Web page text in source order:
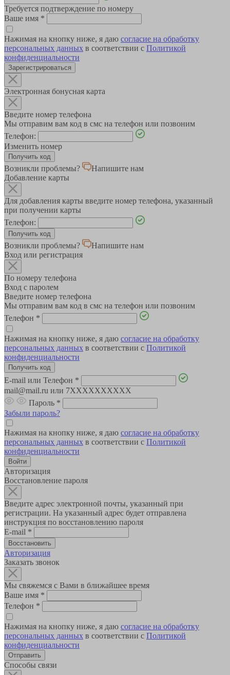
Требуется подтверждение по номеру
Ваше имя *
Нажимая на кнопку ниже, я даю согласие на обработку
персональных данных в соответствии с Политикой
конфиденциальности
Зарегистрироваться
Электронная бонусная карта
Введите номер телефона
Мы отправим вам код в смс на телефон или позвоним
Телефон:
Изменить номер
Возникли проблемы?
Напишите нам
Добавление карты
Для добавления карты введите номер телефона, указанный
при получении карты
Телефон:
Возникли проблемы?
Напишите нам
Вход или регистрация
По номеру телефона
Вход с паролем
Введите номер телефона
Мы отправим вам код в смс на телефон или позвоним
Телефон *
Нажимая на кнопку ниже, я даю согласие на обработку
персональных данных в соответствии с Политикой
конфиденциальности
E-mail или Телефон *
mail@mail.ru или 7XXXXXXXXXX
Пароль *
Забыли пароль?
Нажимая на кнопку ниже, я даю согласие на обработку
персональных данных в соответствии с Политикой
конфиденциальности
Авторизация
Восстановление пароля
Введите адрес электронной почты, указанный при
регистрации. На указанный адрес будет отправлена
инструкция по восстановлению пароля
E-mail *
Авторизация
Заказать звонок
Мы свяжемся с Вами в ближайшее время
Ваше имя *
Телефон *
Нажимая на кнопку ниже, я даю согласие на обработку
персональных данных в соответствии с Политикой
конфиденциальности
Способы связи